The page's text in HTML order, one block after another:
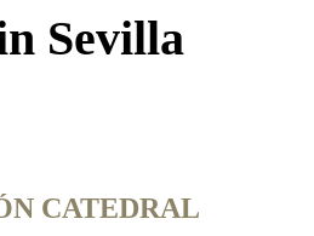
Sevilla
CATEDRAL